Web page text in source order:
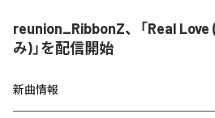
reunion_RibbonZ、「Real
み)」を配信開始
新曲情報